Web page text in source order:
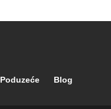
Poduzeće Blog